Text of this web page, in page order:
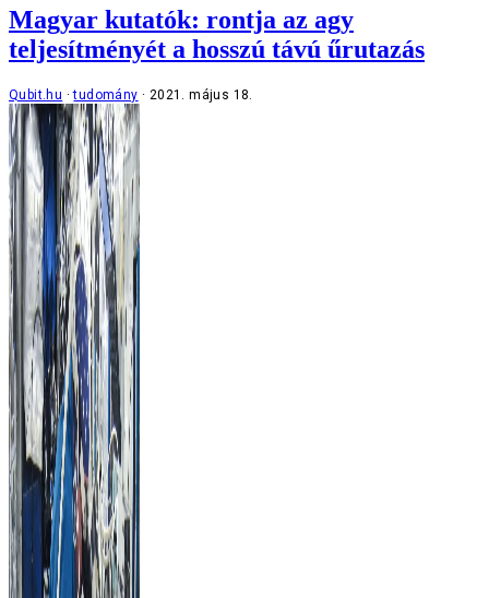
Magyar kutatók: rontja az agy
teljesítményét a hosszú távú űrutazás
Qubit.hu tudomány 2021. május 18.